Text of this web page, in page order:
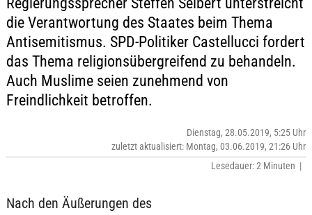
die Verantwortung des Staates beim Thema
Antisemitismus. SPD-Politiker Castellucci fordert
das Thema religionsübergreifend zu behandeln.
Auch Muslime seien zunehmend von
Freindlichkeit betroffen.
Dienstag, 28.05.2019, 5:25 Uhr
zuletzt aktualisiert: Montag, 03.06.2019, 21:26 Uhr
Lesedauer: 2 Minuten |
Nach den Äußerungen des